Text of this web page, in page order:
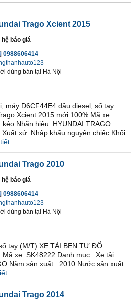
Trago Xcient 2015
hệ báo giá
0988606414
dùng bán tại Hà Nội
máy D6CF44E4 dầu diesel; số tay
Xcient 2015 mới 100% Mã xe:
Nhãn hiệu: HYUNDAI TRAGO
xứ: Nhập khẩu nguyên chiếc Khối
Trago 2010
hệ báo giá
0988606414
dùng bán tại Hà Nội
tay (M/T) XE TẢI BEN TỰ ĐỔ
Mã xe: SK48222 Danh mục : Xe tải
Năm sản xuất : 2010 Nước sản xuất :
Trago 2014